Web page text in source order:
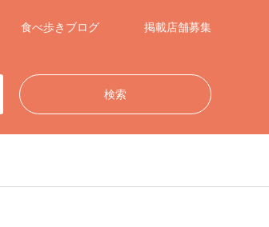
食べ歩きブログ 掲載店舗募集